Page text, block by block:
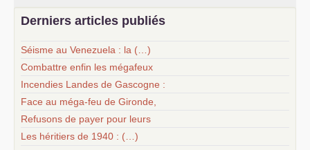
Derniers articles publiés
Séisme au Venezuela : la (…)
Combattre enfin les mégafeux
Incendies Landes de Gascogne :
Face au méga-feu de Gironde,
Refusons de payer pour leurs
Les héritiers de 1940 : (…)